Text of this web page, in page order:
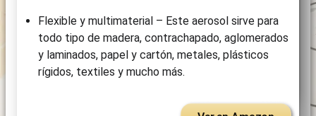
Flexible y multimaterial – Este aerosol sirve para
todo tipo de madera, contrachapado, aglomerados
y laminados, papel y cartón, metales, plásticos
rígidos, textiles y mucho más.